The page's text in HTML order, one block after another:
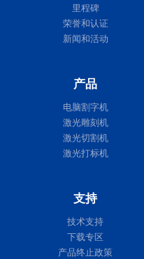
里程碑
荣誉和认证
新闻和活动
产品
电脑割字机
激光雕刻机
激光切割机
激光打标机
支持
技术支持
下载专区
产品终止政策